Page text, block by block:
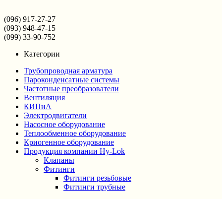
(096) 917-27-27
(093) 948-47-15
(099) 33-90-752
Категории
Трубопроводная арматура
Пароконденсатные системы
Частотные преобразователи
Вентиляция
КИПиА
Электродвигатели
Насосное оборудование
Теплообменное оборудование
Криогенное оборудование
Продукция компании Hy-Lok
Клапаны
Фитинги
Фитинги резьбовые
Фитинги трубные